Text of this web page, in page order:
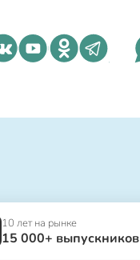
10 лет на рынке
15 000+ выпускников